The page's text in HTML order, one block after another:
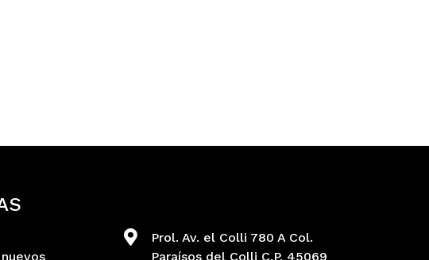
Prol. Av. el Colli 780 A Col.
Paraísos del Colli C.P. 45069